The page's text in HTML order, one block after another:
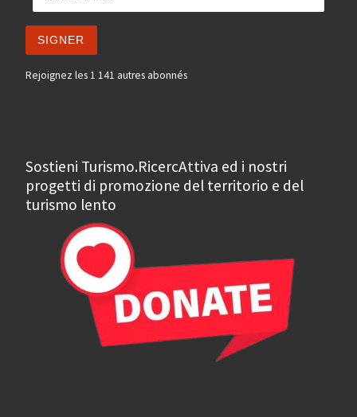
SIGNER
Rejoignez les 1 141 autres abonnés
Sostieni Turismo.RicercAttiva ed i nostri
progetti di promozione del territorio e del
turismo lento